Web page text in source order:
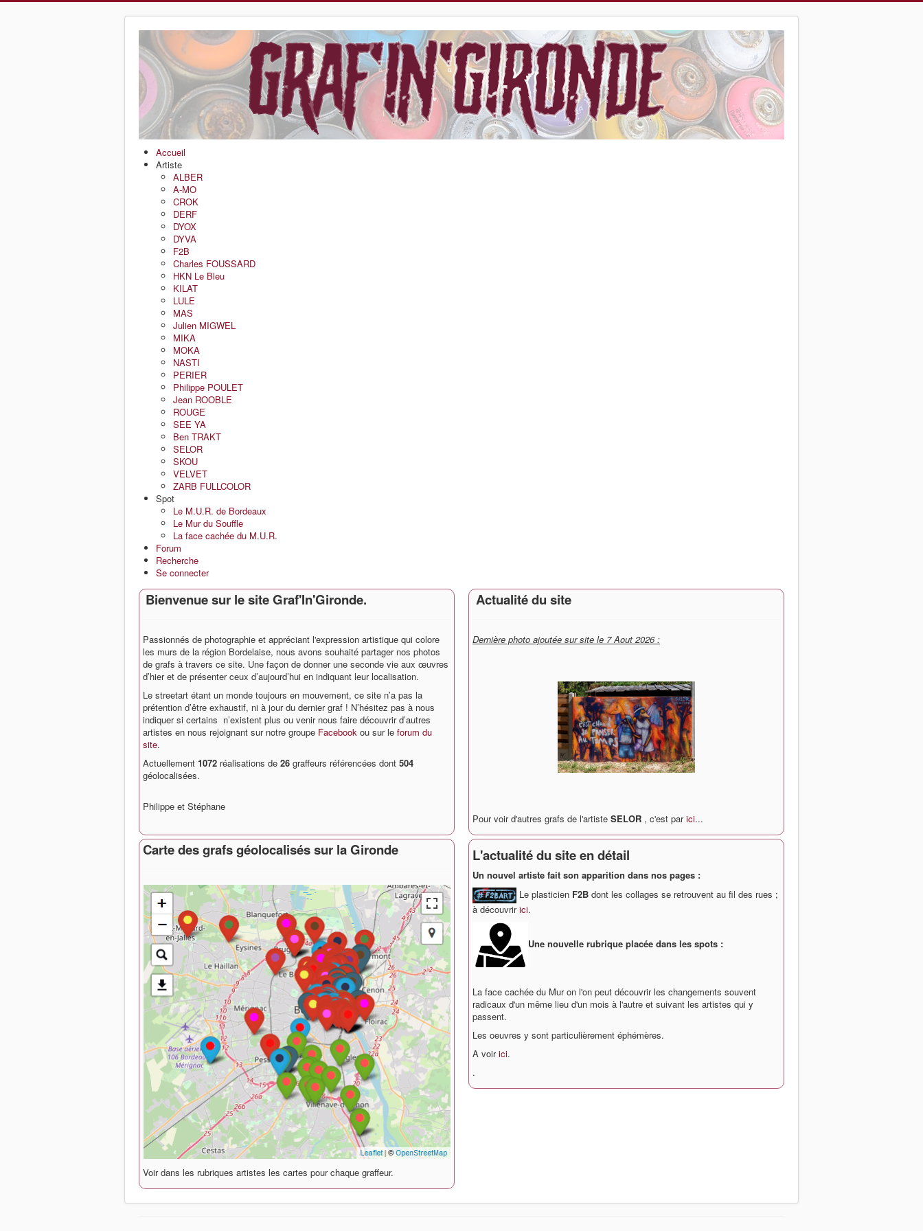
Accueil
Artiste
ALBER
A-MO
CROK
DERF
DYOX
DYVA
F2B
Charles FOUSSARD
HKN Le Bleu
KILAT
LULE
MAS
Julien MIGWEL
MIKA
MOKA
NASTI
PERIER
Philippe POULET
Jean ROOBLE
ROUGE
SEE YA
Ben TRAKT
SELOR
SKOU
VELVET
ZARB FULLCOLOR
Spot
Le M.U.R. de Bordeaux
Le Mur du Souffle
La face cachée du M.U.R.
Forum
Recherche
Se connecter
Bienvenue sur le site Graf'In'Gironde.
Passionnés de photographie et appréciant l'expression artistique qui colore
les murs de la région Bordelaise, nous avons souhaité partager nos photos
de grafs à travers ce site. Une façon de donner une seconde vie aux œuvres
d’hier et de présenter ceux d’aujourd’hui en indiquant leur localisation.
Le streetart étant un monde toujours en mouvement, ce site n’a pas la
prétention d’être exhaustif, ni à jour du dernier graf ! N’hésitez pas à nous
indiquer si certains n’existent plus ou venir nous faire découvrir d’autres
artistes en nous rejoignant sur notre groupe Facebook ou sur le forum du
site.
Actuellement 1072 réalisations de 26 graffeurs référencées dont 504
géolocalisées.
Philippe et Stéphane
Actualité du site
Dernière photo ajoutée sur site le 7 Aout 2026 :
Pour voir d'autres grafs de l'artiste SELOR , c'est parici...
Carte des grafs géolocalisés sur la Gironde
Voir dans les rubriques artistes les cartes pour chaque graffeur.
L'actualité du site en détail
Un nouvel artiste fait son apparition dans nos pages :
Le plasticien F2B dont les collages se retrouvent au fil des rues ;
à découvririci.
Une nouvelle rubrique placée dans les spots :
La face cachée du Mur on l'on peut découvrir les changements souvent
radicaux d'un même lieu d'un mois à l'autre et suivant les artistes qui y
passent.
Les oeuvres y sont particulièrement éphémères.
A voirici.
.